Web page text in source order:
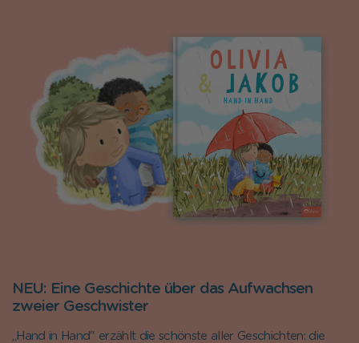
NEU: Eine Geschichte über das Aufwachsen
zweier Geschwister
„Hand in Hand" erzählt die schönste aller Geschichten: die